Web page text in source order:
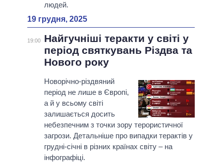
людей.
19 грудня, 2025
19:00
Найгучніші теракти у світі у
період святкувань Різдва та
Нового року
Новорічно-різдвяний
період не лише в Європі,
а й у всьому світі
залишається досить
небезпечним з точки зору терористичної
загрози. Детальніше про випадки терактів у
грудні-січні в різних країнах світу – на
інфографіці.